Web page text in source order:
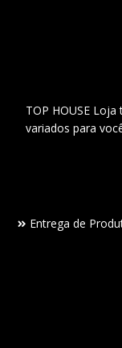
TOP HOUSE
variados para
Entrega de